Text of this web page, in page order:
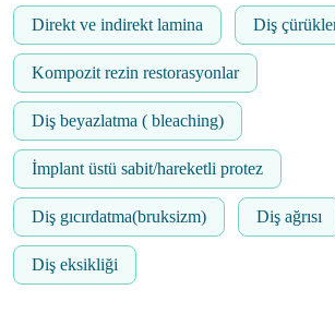
Direkt ve indirekt lamina Diş
Kompozit rezin restorasyonlar
Diş beyazlatma ( bleaching)
İmplant üstü sabit/hareketli protez
Diş gıcırdatma(bruksizm) Diş ağrısı
Diş eksikliği